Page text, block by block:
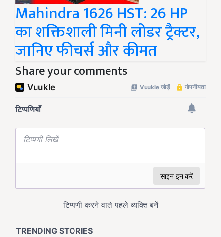
Mahindra 1626 HST: 26 HP
का शक्तिशाली मिनी लोडर ट्रैक्टर,
जानिए फीचर्स और कीमत
Share your comments